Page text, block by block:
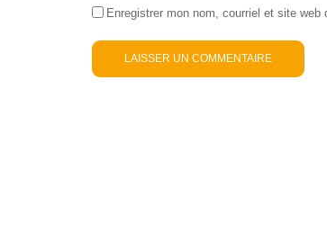
Enregistrer mon nom, courriel et site web